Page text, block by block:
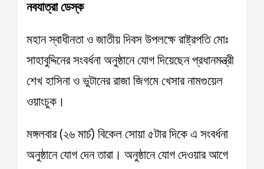
নবযাত্রা ডেস্ক
মহান স্বাধীনতা ও জাতীয় দিবস উপলক্ষে রাষ্ট্রপতি মোঃ
সাহাবুদ্দিনের সংবর্ধনা অনুষ্ঠানে যোগ দিয়েছেন প্রধানমন্ত্রী
শেখ হাসিনা ও ভুটানের রাজা জিগমে খেসার নামগুয়েল
ওয়াংচুক।
মঙ্গলবার (২৬ মার্চ) বিকেল সোয়া ৫টার দিকে এ সংবর্ধনা
অনুষ্ঠানে যোগ দেন তারা। অনুষ্ঠানে যোগ দেওয়ার আগে